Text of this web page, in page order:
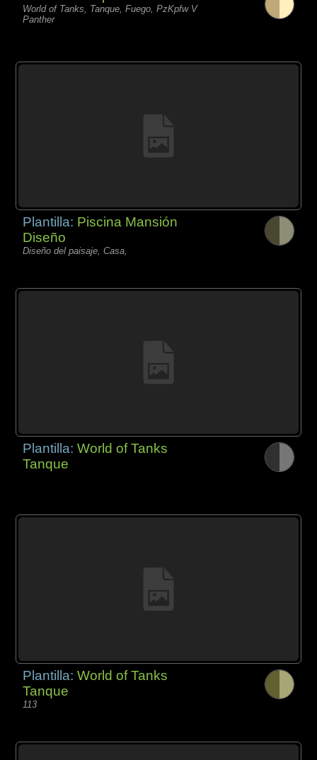
World of Tanks, Tanque, Fuego, PzKpfw V
Panther
Plantilla: Piscina Mansión
Diseño
Diseño del paisaje, Casa,
Plantilla:World of Tanks
Tanque
Plantilla:World of Tanks
Tanque
113